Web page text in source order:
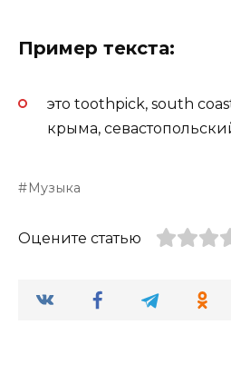
Пример текста:
это toothpick, south
крыма,
Музыка
Оцените статью